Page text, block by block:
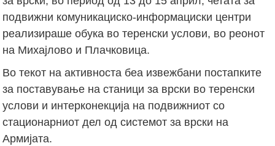
подвижни комуникациско-информациски центри
реализираше обука во теренски услови, во реонот
на Михајлово и Плачковица.
Во текот на активноста беа извежбани постапките
за поставување на станици за врски во теренски
услови и интерконекција на подвижниот со
стационарниот дел од системот за врски на
Армијата.